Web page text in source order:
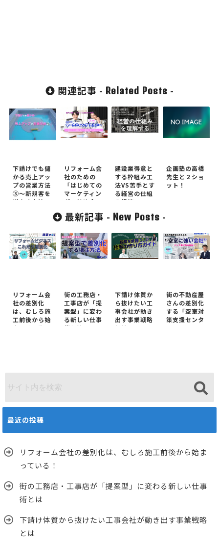
関連記事 - Related Posts -
下請けでも儲
かる売上アッ
プの営業方法
③～新規客を
増やす方法～
リフォーム会
社のための
「はじめての
マーケティン
グ」勉強会
建設業得意と
する枠組み工
法VS苦手とす
る経営の仕組
み構築
企画塾の高橋
先生と２ショ
ット！
最新記事 - New Posts -
リフォーム会
社の差別化
は、むしろ施
工前後から始
まっている！
街の工務店・
工事店が「提
案型」に変わ
る新しい仕事
術とは
下請け体質か
ら抜けたい工
事会社が動き
出す事業戦略
とは
街の不動産屋
さんの差別化
する「空室対
策支援センタ
最近の投稿
リフォーム会社の差別化は、むしろ施工前後から始ま
っている！
街の工務店・工事店が「提案型」に変わる新しい仕事
術とは
下請け体質から抜けたい工事会社が動き出す事業戦略
とは